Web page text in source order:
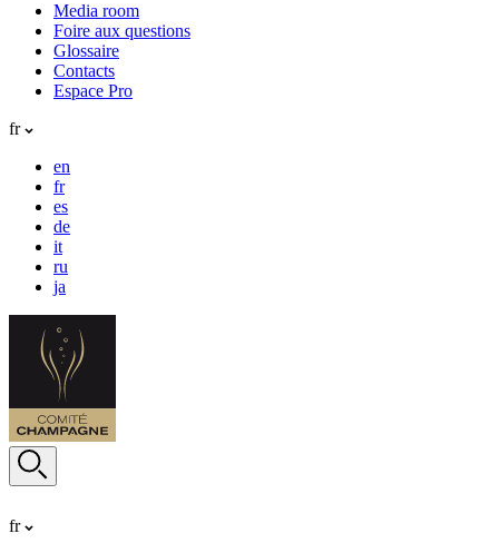
Media room
Foire aux questions
Glossaire
Contacts
Espace Pro
fr
en
fr
es
de
it
ru
ja
fr